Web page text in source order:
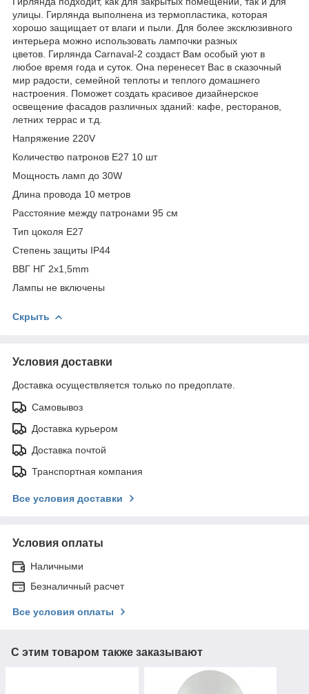
улицы. Гирлянда выполнена из термопластика, которая
хорошо защищает от влаги и пыли. Для более эксклюзивного
интерьера можно использовать лампочки разных
цветов. Гирлянда Carnaval-2 создаст Вам особый уют в
любое время года и суток. Она перенесет Вас в сказочный
мир радости, семейной теплоты и теплого домашнего
настроения. Поможет создать красивое дизайнерское
освещение фасадов различных зданий: кафе, ресторанов,
летних террас и т.д.
Напряжение 220V
Количество патронов Е27 10 шт
Мощность ламп до 30W
Длина провода 10 метров
Расстояние между патронами 95 см
Тип цоколя Е27
Степень защиты IP44
ВВГ НГ 2х1,5mm
Лампы не включены
Скрыть
Условия доставки
Доставка осуществляется только по предоплате.
Самовывоз
Доставка курьером
Доставка почтой
Транспортная компания
Все условия доставки
Условия оплаты
Наличными
Безналичный расчет
Все условия оплаты
С этим товаром также заказывают